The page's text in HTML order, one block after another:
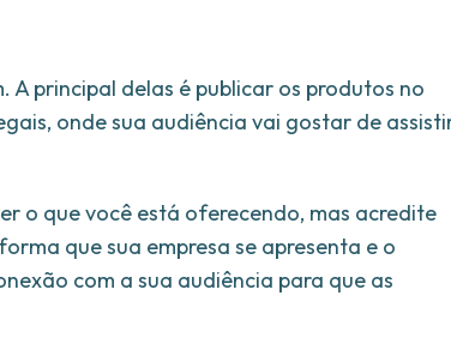
principal delas é publicar os produtos no
onde sua audiência vai gostar de
o que você está oferecendo, mas acredite
que sua empresa se apresenta e o
com a sua audiência para que as